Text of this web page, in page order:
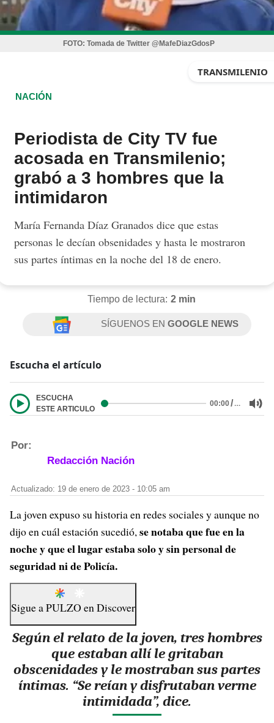
FOTO: Tomada de Twitter @MafeDiazGdosP
TRANSMILENIO
NACIÓN
Periodista de City TV fue
acosada en Transmilenio;
grabó a 3 hombres que la
intimidaron
María Fernanda Díaz Granados dice que estas
personas le decían obsenidades y hasta le mostraron
sus partes íntimas en la noche del 18 de enero.
Tiempo de lectura: 2 min
SÍGUENOS ENGOOGLE NEWS
Escucha el artículo
ESCUCHA
ESTE ARTICULO
00:00/…
Por:
Redacción Nación
Actualizado: 19 de enero de 2023 - 10:05 am
La joven expuso su historia en redes sociales y aunque no
dijo en cuál estación sucedió,se notaba que fue en la
noche y que el lugar estaba solo y sin personal de
seguridad ni de Policía.
Sigue aPULZO enDiscover
Según el relato de la joven, tres hombres
que estaban allí le gritaban
obscenidades y le mostraban sus partes
íntimas. “Se reían y disfrutaban verme
intimidada”, dice.